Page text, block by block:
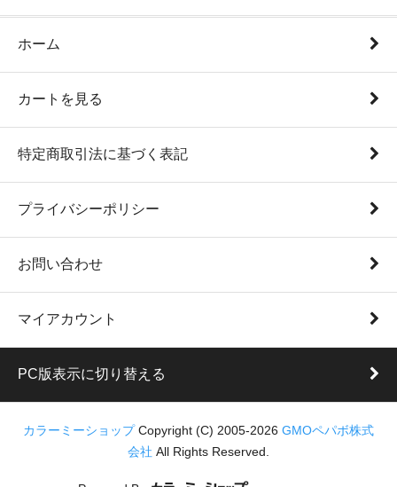
ホーム
カートを見る
特定商取引法に基づく表記
プライバシーポリシー
お問い合わせ
マイアカウント
PC版表示に切り替える
カラーミーショップ Copyright (C) 2005-2026 GMOペパボ株式
会社 All Rights Reserved.